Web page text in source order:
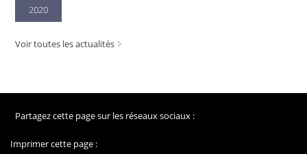
2020
Voir toutes les actualités
Partagez cette page sur les réseaux sociaux :
Imprimer cette page :